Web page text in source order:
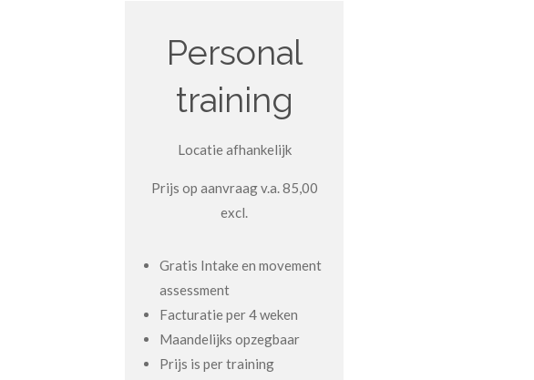
Personal
training
Locatie afhankelijk
Prijs op aanvraag v.a. 85,00
excl.
Gratis Intake en movement
assessment
Facturatie per 4 weken
Maandelijks opzegbaar
Prijs is per training